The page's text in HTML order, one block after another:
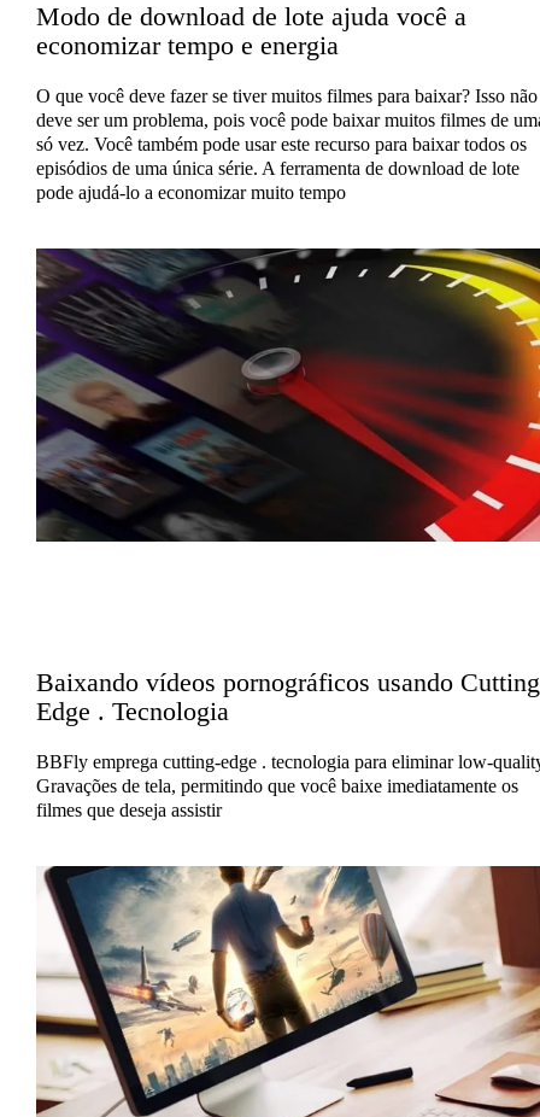
Modo de download de lote ajuda você a
economizar tempo e energia
O que você deve fazer se tiver muitos filmes para baixar? Isso não
deve ser um problema, pois você pode baixar muitos filmes de
só vez. Você também pode usar este recurso para baixar todos os
episódios de uma única série. A ferramenta de download de lote
pode ajudá-lo a economizar muito tempo
Baixando vídeos pornográficos usando
Edge . Tecnologia
BBFly emprega cutting-edge . tecnologia para eliminar low-
Gravações de tela, permitindo que você baixe imediatamente os
filmes que deseja assistir